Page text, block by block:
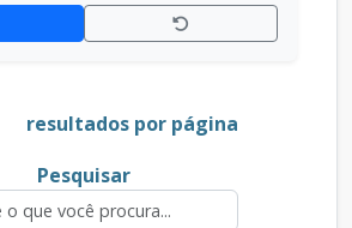
resultados por página
Pesquisar